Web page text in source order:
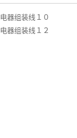
电器组装线１０
电器组装线１２